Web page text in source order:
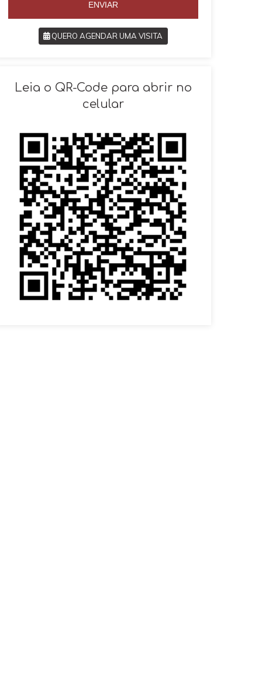
ENVIAR
QUERO AGENDAR UMA VISITA
VOLTAR
Leia o QR-Code para abrir no
celular